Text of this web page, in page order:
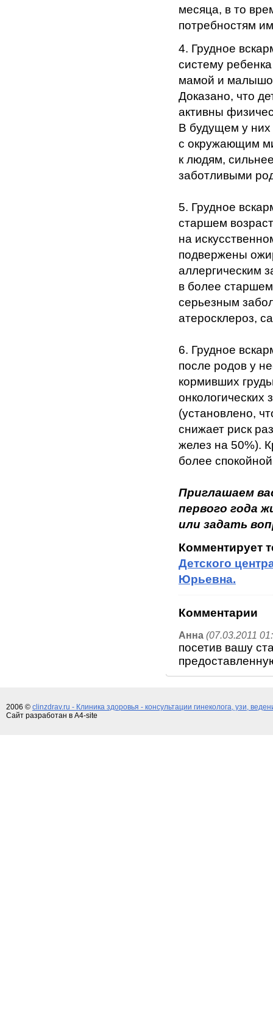
месяца, в то
потребностям
4. Грудное
систему
мамой и
Доказано, что
активны
В будущем у
с окружающим
к людям,
заботливыми
5. Грудное
старшем
на
подвержены
аллергическим
в более
серьезным
атеросклероз,
6. Грудное
после родов у
кормивших
(установлено,
снижает риск
желез на 50%).
более
Приглашаем
первого года
или задать
Комментирует
Детского
Юрьевна.
Комментарии
Анна (07.03.2011
посетив вашу
2006 © clinzdrav.ru - Клиника здоровья - консультации гинеколога, узи,
Сайт разработан в A4-site